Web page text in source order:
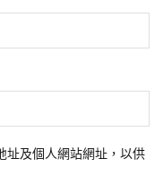
址及個人網站網址，以供